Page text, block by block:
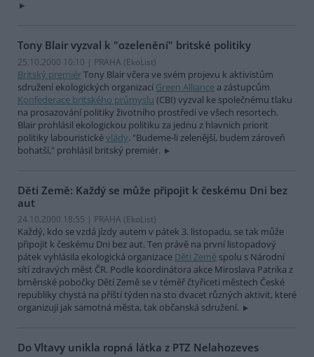
Tony Blair vyzval k "ozelenění" britské politiky
25.10.2000 10:10 | PRAHA (EkoList)
Britský premiérTony Blair včera ve svém projevu k aktivistům
sdružení ekologických organizací Green Alliance a zástupcům
Konfederace britského průmyslu (CBI) vyzval ke společnému tlaku
na prosazování politiky životního prostředí ve všech resortech.
Blair prohlásil ekologickou politiku za jednu z hlavních priorit
politiky labouristickévlády. "Budeme-li zelenější, budem zároveň
bohatší," prohlásil britský premiér.
Děti Země: Každý se může připojit k českému Dni bez
aut
24.10.2000 18:55 | PRAHA (EkoList)
Každý, kdo se vzdá jízdy autem v pátek 3. listopadu, se tak může
připojit k českému Dni bez aut. Ten právě na první listopadový
pátek vyhlásila ekologická organizace Děti Země spolu s Národní
sítí zdravých měst ČR. Podle koordinátora akce Miroslava Patrika z
brněnské pobočky Dětí Země se v téměř čtyřiceti městech České
republiky chystá na příští týden na sto dvacet různých aktivit, které
organizují jak samotná města, tak občanská sdružení.
Do Vltavy unikla ropná látka z PTZ Nelahozeves